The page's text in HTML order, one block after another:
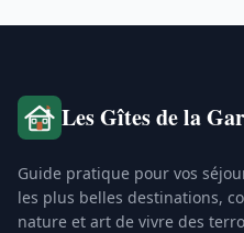
Les Gîtes de la
Guide pratique pour vos
les plus belles destinations,
nature et art de vivre des